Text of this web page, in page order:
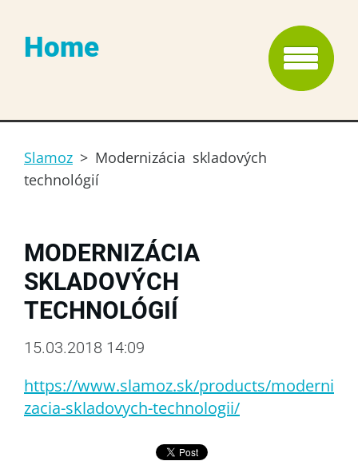
Home
Slamoz > Modernizácia skladových
technológií
MODERNIZÁCIA
SKLADOVÝCH
TECHNOLÓGIÍ
15.03.2018 14:09
https://www.slamoz.sk/products/moderni
zacia-skladovych-technologii/